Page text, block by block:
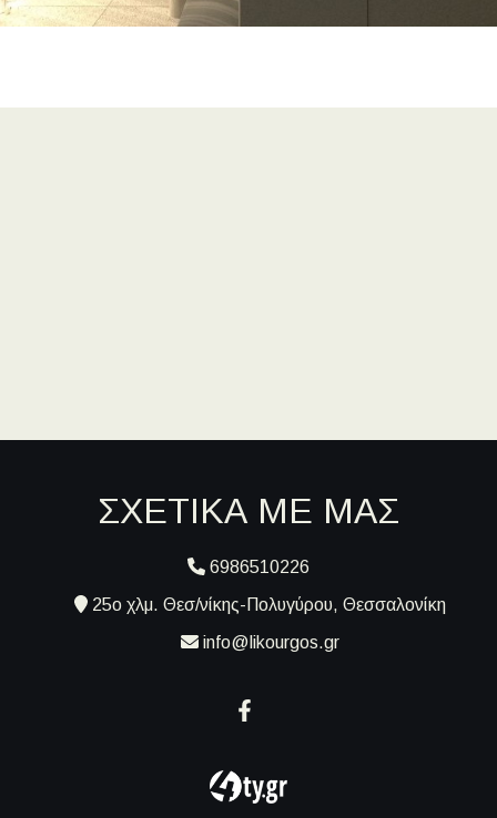
ΣΧΕΤΙΚΑ ΜΕ ΜΑΣ
6986510226
25ο χλμ. Θεσ/νίκης-Πολυγύρου, Θεσσαλονίκη
info@likourgos.gr